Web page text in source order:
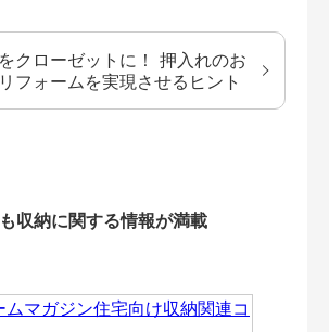
クローゼットに！ 押入れのお
フォームを実現させるヒント
収納に関する情報が満載